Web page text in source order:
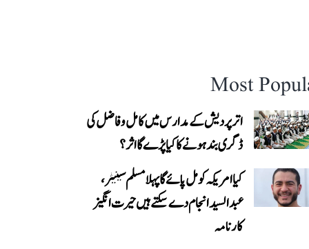
Most
اتر پردیش کے مدارس میں کامل و فاضل کی
ڈگری بند ہونے کا کیا پڑے گا اثر؟
کیا امریکہ کو مل پائے گا پہلا مسلم سینیٹر،
عبدالسید انجام دے سکتے ہیں حیرت انگیز
کارنامہ